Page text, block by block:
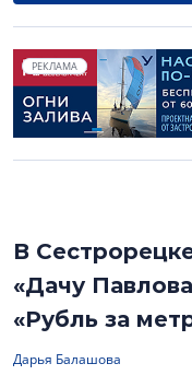
РЕКЛАМА
В
«Дачу
«Рубль за
Дарья Балашова